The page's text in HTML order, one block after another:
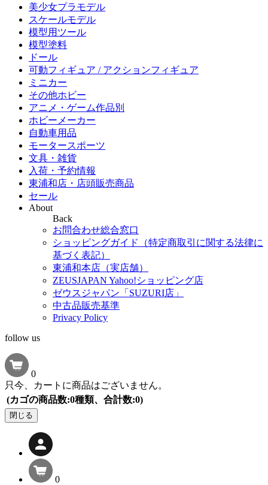
美少女プラモデル
スケールモデル
模型用ツール
模型塗料
ドール
可動フィギュア / アクションフィギュア
ミニカー
その他ホビー
アニメ・ゲーム作品別
ホビーメーカー
自動車用品
モータースポーツ
文具・雑貨
入荷・予約情報
東浦和店・店頭販売商品
セール
About
Back
お問合わせ総合窓口
ショッピングガイド（特定商取引に関する法律に
基づく表記）
東浦和本店（実店舗）
ZEUSJAPAN Yahoo!ショッピング店
ゼウスジャパン「SUZURI店」
中古品販売基準
Privacy Policy
follow us
0
只今、カートに商品はございません。
(カゴの商品数:0種類、合計数:0)
閉じる
0